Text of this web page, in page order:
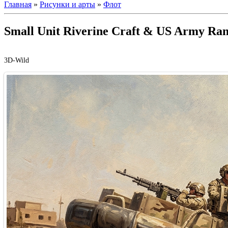
Главная » Рисунки и арты » Флот
Small Unit Riverine Craft & US Army
3D-Wild